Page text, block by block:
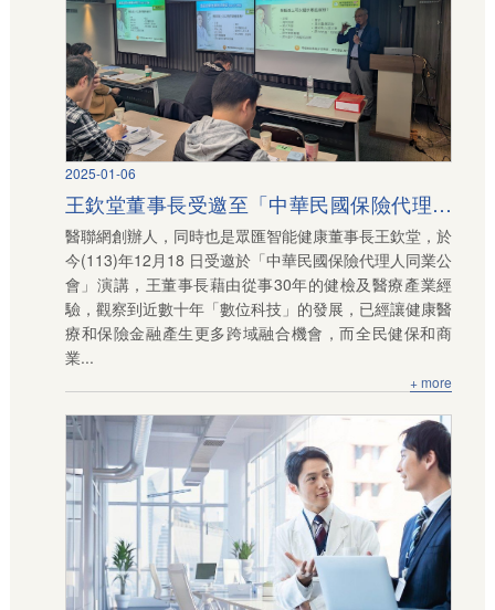
2025-01-06
王欽堂董事長受邀至「中華民國保險代理人
同業公會」演講
醫聯網創辦人，同時也是眾匯智能健康董事長王欽堂，於
今(113)年12月18 日受邀於「中華民國保險代理人同業公
會」演講，王董事長藉由從事30年的健檢及醫療產業經
驗，觀察到近數十年「數位科技」的發展，已經讓健康醫
療和保險金融產生更多跨域融合機會，而全民健保和商
業...
+ more